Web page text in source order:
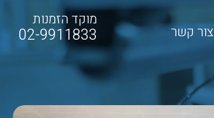
צור קשר
מוקד הזמנות
02-9911833